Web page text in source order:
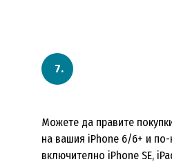
Можете да правите
на вашия iPhone 6/6+ и
включително iPhone SE,